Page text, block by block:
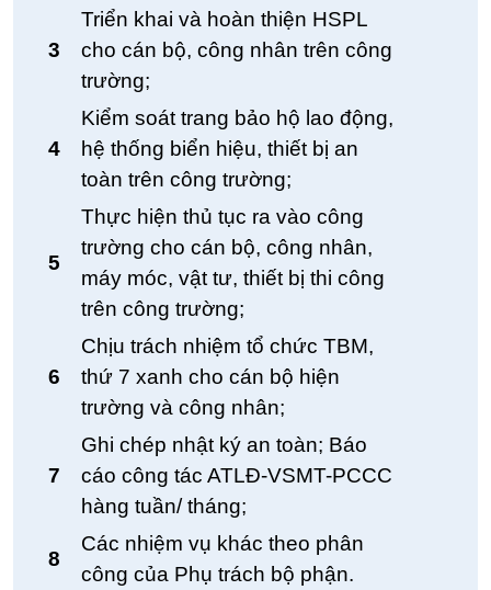
3
Triển khai và hoàn thiện HSPL
cho cán bộ, công nhân trên công
trường;
4
Kiểm soát trang bảo hộ lao động,
hệ thống biển hiệu, thiết bị an
toàn trên công trường;
5
Thực hiện thủ tục ra vào công
trường cho cán bộ, công nhân,
máy móc, vật tư, thiết bị thi công
trên công trường;
6
Chịu trách nhiệm tổ chức TBM,
thứ 7 xanh cho cán bộ hiện
trường và công nhân;
7
Ghi chép nhật ký an toàn; Báo
cáo công tác ATLĐ-VSMT-PCCC
hàng tuần/ tháng;
8
Các nhiệm vụ khác theo phân
công của Phụ trách bộ phận.